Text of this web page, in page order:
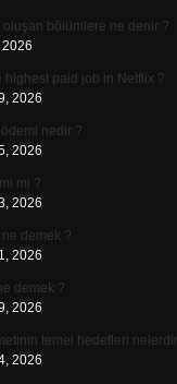
oluşan bölümlere ne denir ?
highest paid job in Netflix ?
2026
nedir ?
2026
mi ?
2026
demek ?
2026
demek ?
2026
temel hedefleri
2026